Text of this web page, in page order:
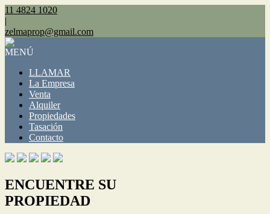
11 4824 1020
|
zelmaprop@gmail.com
MENÚ
LLAMAR
La Empresa
Venta
Alquiler
Propiedades
Tasación
Contacto
ENCUENTRE SU
PROPIEDAD